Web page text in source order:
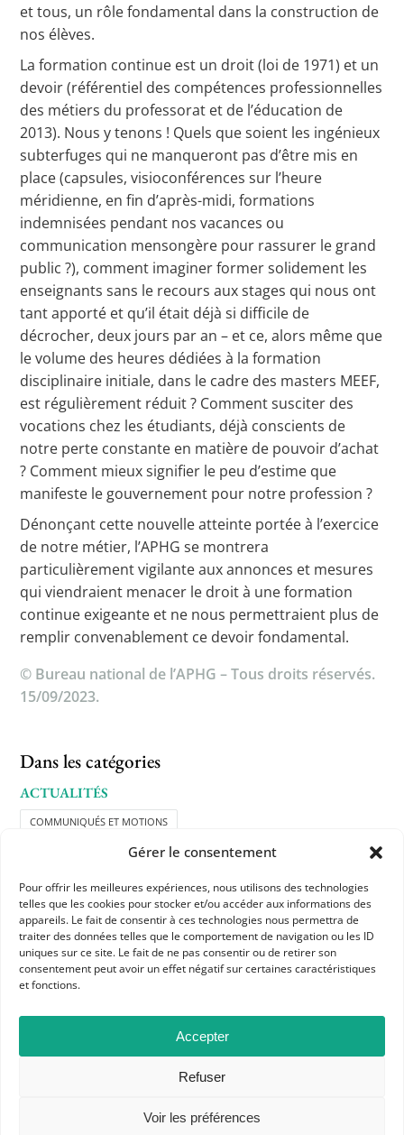
Gérer le consentement
Pour offrir les meilleures expériences, nous utilisons des technologies
telles que les cookies pour stocker et/ou accéder aux informations des
appareils. Le fait de consentir à ces technologies nous permettra de
traiter des données telles que le comportement de navigation ou les ID
uniques sur ce site. Le fait de ne pas consentir ou de retirer son
consentement peut avoir un effet négatif sur certaines caractéristiques
et fonctions.
Accepter
Refuser
Voir les préférences
et tous, un rôle fondamental dans la construction de
nos élèves.
La formation continue est un droit (loi de 1971) et un
devoir (référentiel des compétences professionnelles
des métiers du professorat et de l’éducation de
2013). Nous y tenons ! Quels que soient les ingénieux
subterfuges qui ne manqueront pas d’être mis en
place (capsules, visioconférences sur l’heure
méridienne, en fin d’après-midi, formations
indemnisées pendant nos vacances ou
communication mensongère pour rassurer le grand
public ?), comment imaginer former solidement les
enseignants sans le recours aux stages qui nous ont
tant apporté et qu’il était déjà si difficile de
décrocher, deux jours par an – et ce, alors même que
le volume des heures dédiées à la formation
disciplinaire initiale, dans le cadre des masters MEEF,
est régulièrement réduit ? Comment susciter des
vocations chez les étudiants, déjà conscients de
notre perte constante en matière de pouvoir d’achat
? Comment mieux signifier le peu d’estime que
manifeste le gouvernement pour notre profession ?
Dénonçant cette nouvelle atteinte portée à l’exercice
de notre métier, l’APHG se montrera
particulièrement vigilante aux annonces et mesures
qui viendraient menacer le droit à une formation
continue exigeante et ne nous permettraient plus de
remplir convenablement ce devoir fondamental.
© Bureau national de l’APHG – Tous droits réservés.
15/09/2023.
Dans les catégories
ACTUALITÉS
COMMUNIQUÉS ET MOTIONS
+ 33 0(1) 42 33 62 37